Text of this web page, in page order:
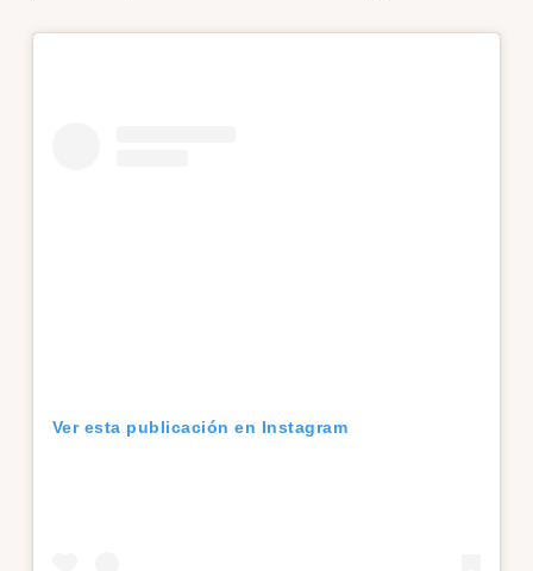
Ver esta publicación en Instagram